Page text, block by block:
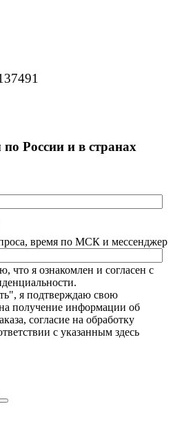
России и в странах
время по МСК и мессенджер
что я ознакомлен и согласен с
я подтверждаю свою
на получение информации об
согласие на обработку
с указанным здесь